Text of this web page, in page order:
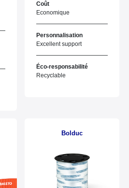
Coût
Economique
Personnalisation
Excellent support
Éco-responsabilité
Recyclable
Bolduc